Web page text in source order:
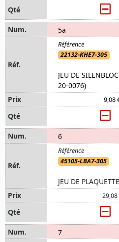
5a
22132-KHE7-305
JEU DE
20-0076)
9,08
6
45105-LBA7-305
JEU DE
29,08
7